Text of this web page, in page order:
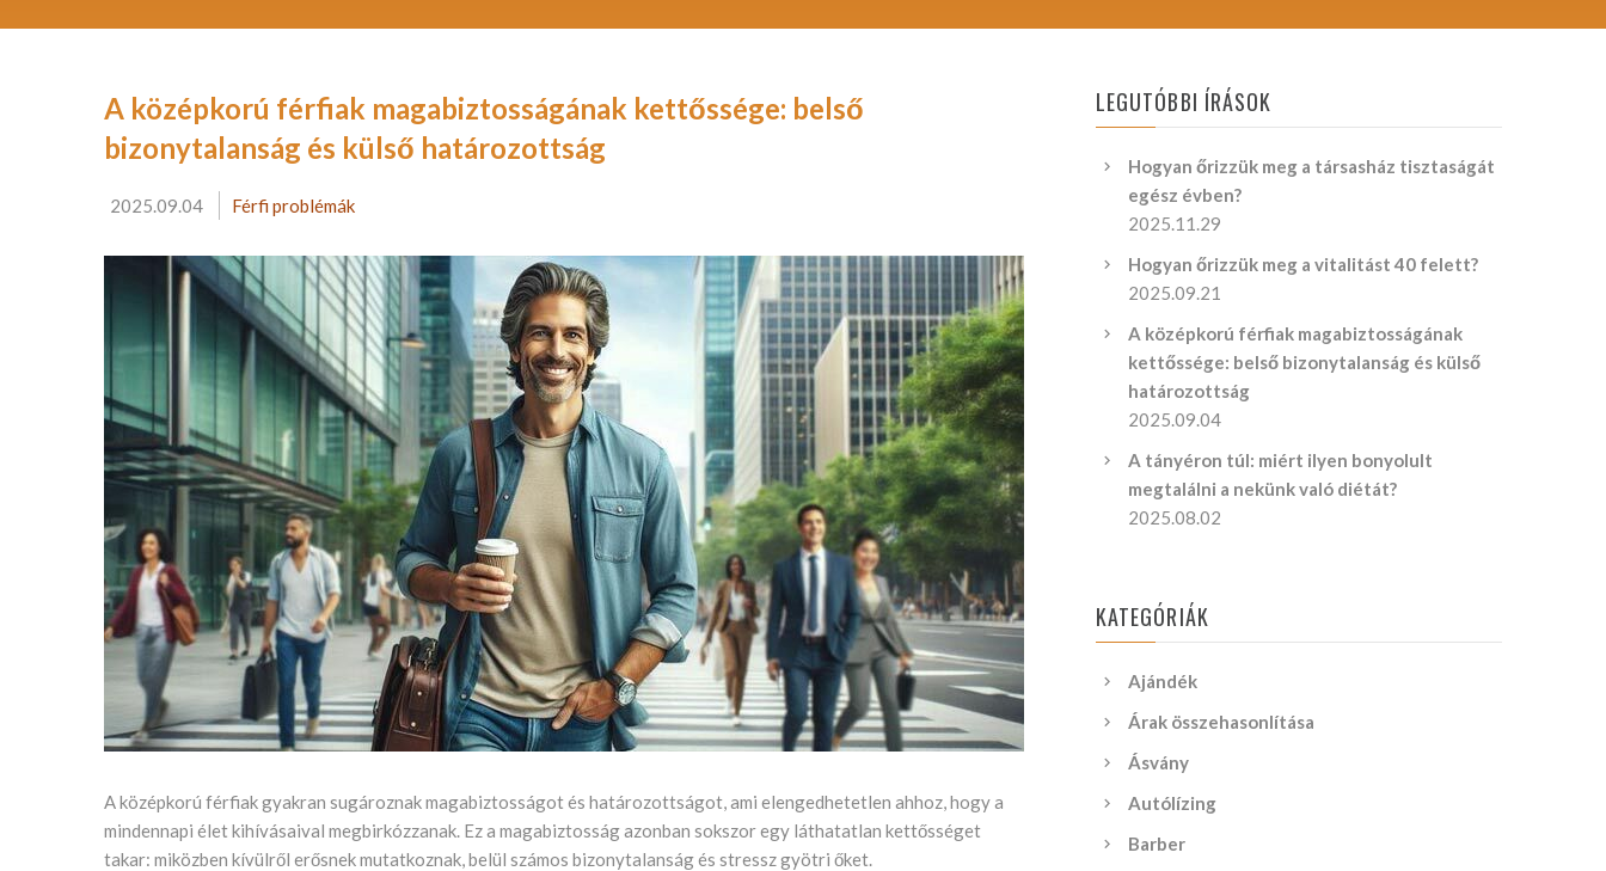
A középkorú férfiak magabiztosságának kettőssége: belső
bizonytalanság és külső határozottság
2025.09.04 Férfi problémák
A középkorú férfiak gyakran sugároznak magabiztosságot és határozottságot, ami elengedhetetlen ahhoz, hogy a
mindennapi élet kihívásaival megbirkózzanak. Ez a magabiztosság azonban sokszor egy láthatatlan kettősséget
takar: miközben kívülről erősnek mutatkoznak, belül számos bizonytalanság és stressz gyötri őket.
LEGUTÓBBI ÍRÁSOK
Hogyan őrizzük meg a társasház tisztaságát
egész évben?
2025.11.29
Hogyan őrizzük meg a vitalitást 40 felett?
2025.09.21
A középkorú férfiak magabiztosságának
kettőssége: belső bizonytalanság és külső
határozottság
2025.09.04
A tányéron túl: miért ilyen bonyolult
megtalálni a nekünk való diétát?
2025.08.02
KATEGÓRIÁK
Ajándék
Árak összehasonlítása
Ásvány
Autólízing
Barber